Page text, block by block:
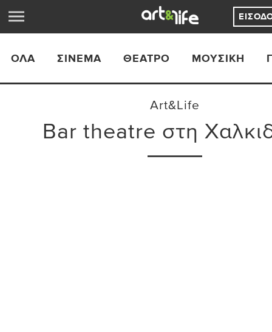
ΟΛΑ ΣΙΝΕΜΆ ΘΈΑΤΡΟ ΜΟΥΣΙΚΉ
Art&Life
Bar theatre στη